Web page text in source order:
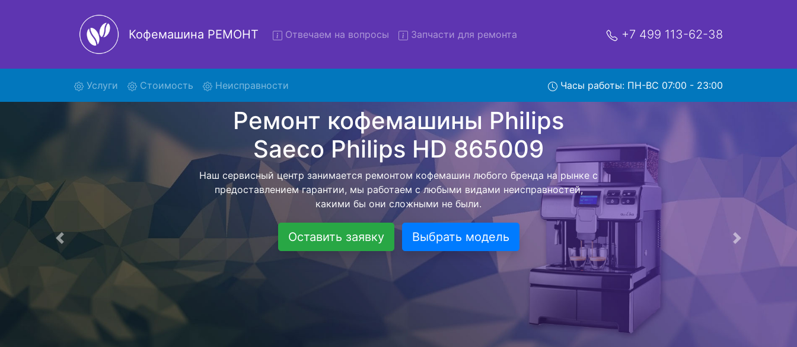
Кофемашина РЕМОНТ Отвечаем на вопросы Запчасти для ремонта +7 499 113-62-38
Услуги (current)Стоимость Неисправности Часы работы: ПН-ВС 07:00 - 23:00
Ремонт кофемашин Philips Saeco Philips
HD 865009 с вывозом в сервис
Мы предоставляем бесплатную услугу - ремонт кофемашин Philips Saeco Philips HD
865009 с вывозом техники в сервисный центр, а после завершения всех работ
привезем обратно. Цена фиксируется с момента согласования с мастером до
возвращения бытовой техники обратно владельцу.
Оставить заявку Выбрать модель
Предыдущая Следующая